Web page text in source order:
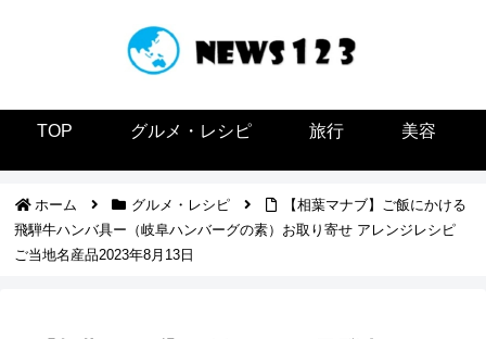
TOP グルメ・レシピ 旅行 美容
ホーム グルメ・レシピ
【相葉マナブ】ご飯にかける
飛騨牛ハンバ具ー（岐阜ハンバーグの素）お取り寄せ アレンジレシピ
ご当地名産品2023年8月13日